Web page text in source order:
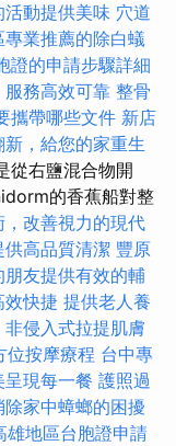
動提供美味 穴道
業推薦的除白蟻
證的申請步驟詳細
務高效可靠 整骨
攜帶哪些文件 新店
新，給您的家重生
從右鹽混合物開
的香蕉船對整
改善視力的現代
高品質清潔 豐原
友提供有效的輔
快捷 提供老人養
侵入式拉提肌膚
位按摩療程 台中專
現每一餐 護照過
家中蟑螂的困擾
雄地區台胞證申請